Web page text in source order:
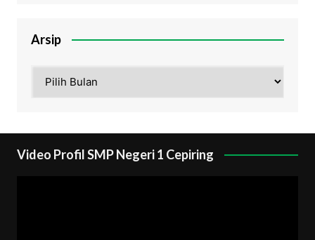
Arsip
Video Profil SMP Negeri 1 Cepiring